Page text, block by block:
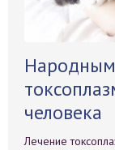
человека
Лечение